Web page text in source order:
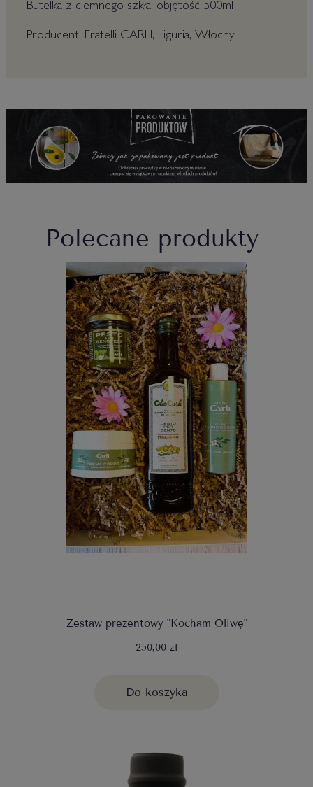
Butelka z ciemnego szkła, objętość 500ml
Producent: Fratelli CARLI, Liguria, Włochy
Polecane produkty
Zestaw prezentowy "Kocham Oliwę"
250,00 zł
Do koszyka